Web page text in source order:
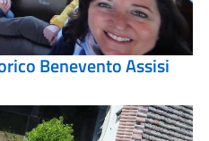
Benevento Assisi